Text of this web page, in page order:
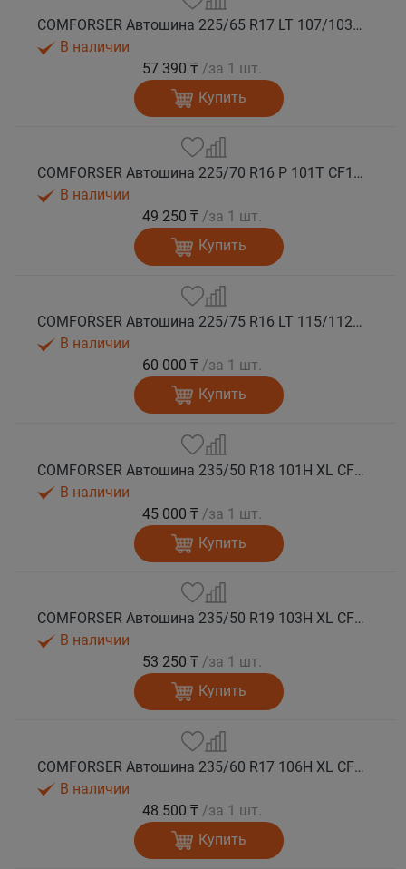
COMFORSER Автошина 225/65 R17 LT 107/103S CF1100 8PR RWL лето
В наличии
57 390 ₸ /за 1 шт.
Купить
COMFORSER Автошина 225/70 R16 P 101T CF1100 RWL лето
В наличии
49 250 ₸ /за 1 шт.
Купить
COMFORSER Автошина 225/75 R16 LT 115/112R CF1100 10PR RWL лето
В наличии
60 000 ₸ /за 1 шт.
Купить
COMFORSER Автошина 235/50 R18 101H XL CF1100 RWL лето
В наличии
45 000 ₸ /за 1 шт.
Купить
COMFORSER Автошина 235/50 R19 103H XL CF1100 лето
В наличии
53 250 ₸ /за 1 шт.
Купить
COMFORSER Автошина 235/60 R17 106H XL CF1100 RWL лето
В наличии
48 500 ₸ /за 1 шт.
Купить